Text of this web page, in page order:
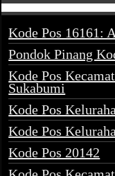
Kode Pos 16161:
Pondok Pinang
Kode Pos
Sukabumi
Kode Pos
Kode Pos
Kode Pos 20142